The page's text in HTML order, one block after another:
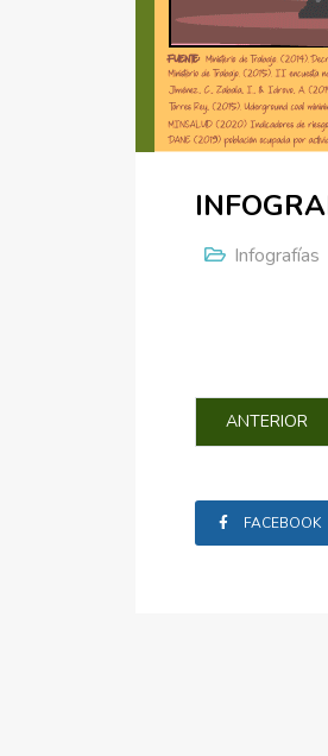
Infografías
ARTÍCULO
ANTERIOR
FACEBOOK